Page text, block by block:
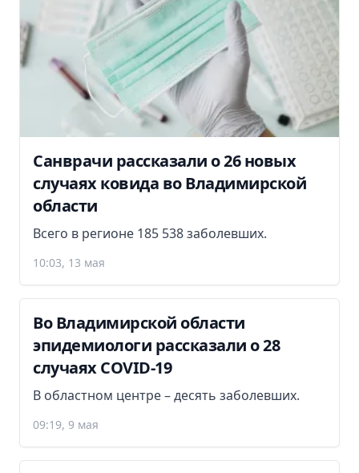
Санврачи рассказали о 26 новых
случаях ковида во Владимирской
области
Всего в регионе 185 538 заболевших.
10:03, 13 мая
Во Владимирской области
эпидемиологи рассказали о 28
случаях COVID-19
В областном центре – десять заболевших.
09:19, 9 мая